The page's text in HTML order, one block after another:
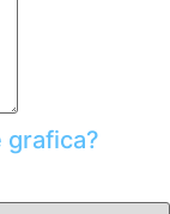
grafica?